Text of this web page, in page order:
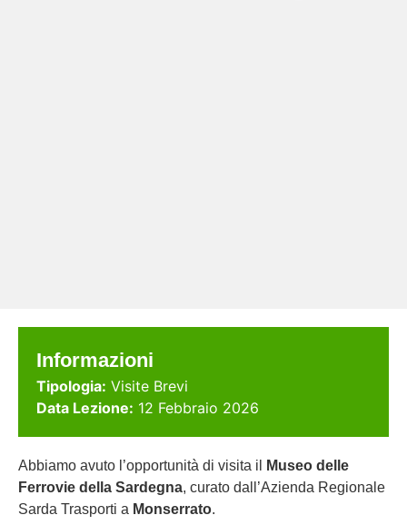
Informazioni
Tipologia: Visite Brevi
Data Lezione: 12 Febbraio 2026
Abbiamo avuto l’opportunità di visita il
Museo delle
Ferrovie della Sardegna, curato dall’Azienda Regionale
Sarda Trasporti a Monserrato.